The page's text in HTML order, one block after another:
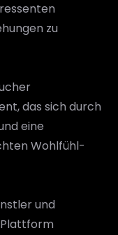
zu
das sich durch
eine
Wohlfühl-
und